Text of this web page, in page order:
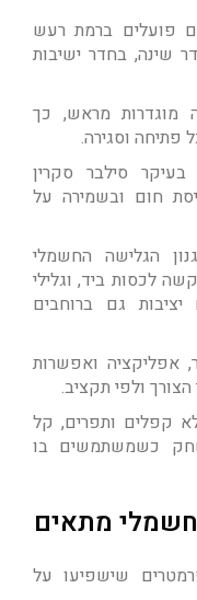
פועלים ברמת רעש
שינה, בחדר ישיבות
מוגדרות מראש, כך
פתיחה וסגירה.
סילבר סקרין
חום ובשמירה על
הגלישה החשמלי
לכסות ביד, וגלילי
יציבות גם ברוחבים
אפליקציה ואפשרות
הצורך ולפי תקציב.
קפלים ותפרים, קל
נשחק כשמשתמשים בו
חשמלי מתאים
שישפיעו על